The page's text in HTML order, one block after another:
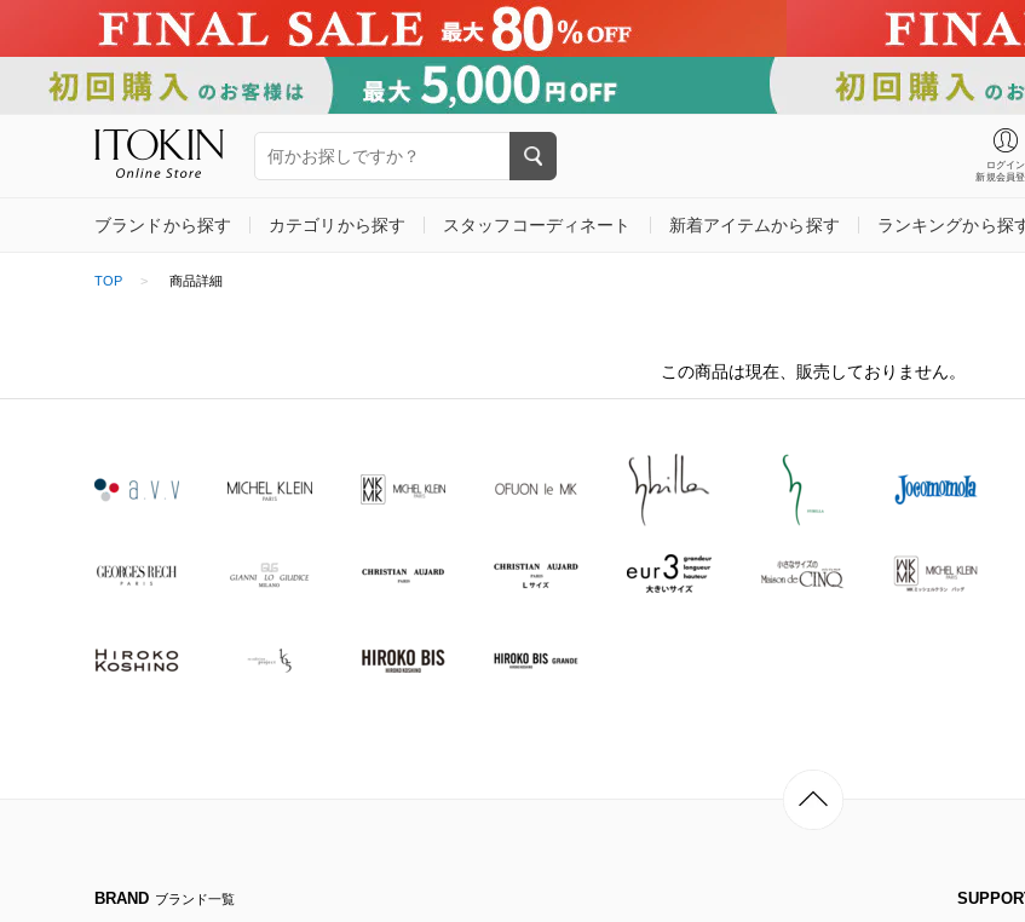
ログイン
新規会員
ブランドから探す カテゴリから探す スタッフコーディネート 新着アイテムから探す ランキングから探
TOP 商品詳細
この商品は現在、販売しておりません。
BRAND ブランド一覧